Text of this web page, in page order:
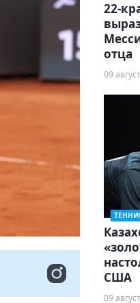
22-
отца
09
США
09